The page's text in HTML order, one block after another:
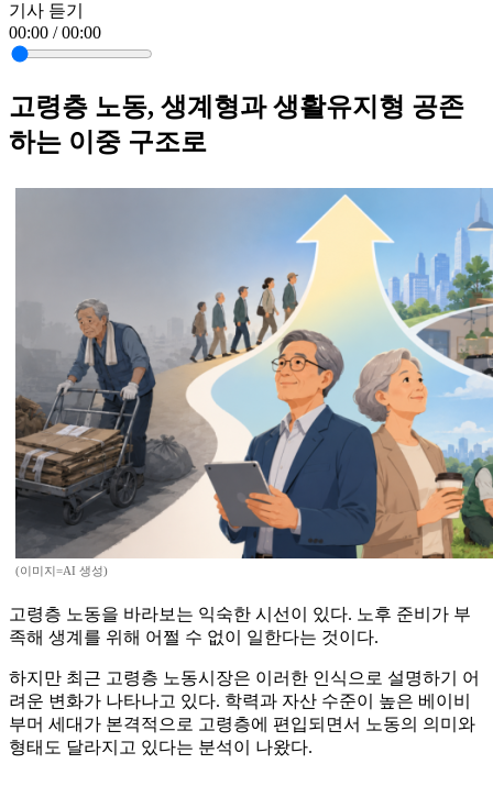
기사 듣기
00:00 / 00:00
고령층 노동, 생계형과 생활유지형 공존
하는 이중 구조로
(이미지=AI 생성)
고령층 노동을 바라보는 익숙한 시선이 있다. 노후 준비가 부
족해 생계를 위해 어쩔 수 없이 일한다는 것이다.
하지만 최근 고령층 노동시장은 이러한 인식으로 설명하기 어
려운 변화가 나타나고 있다. 학력과 자산 수준이 높은 베이비
부머 세대가 본격적으로 고령층에 편입되면서 노동의 의미와
형태도 달라지고 있다는 분석이 나왔다.